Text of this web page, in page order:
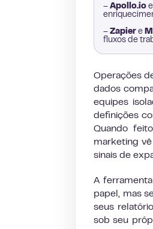
– Apollo.io e
– Zapier e
fluxos de
Operações
dados
equipes
definições
Quando
marketing
sinais de
A
papel, mas
seus
sob seu